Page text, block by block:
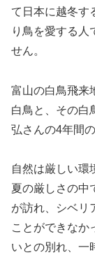
て日本に越冬す
り鳥を愛する人
せん。
富山の白鳥飛来
白鳥と、その白
弘さんの4年間
自然は厳しい環
夏の厳しさの中
が訪れ、シベリ
ことができなか
いとの別れ、一